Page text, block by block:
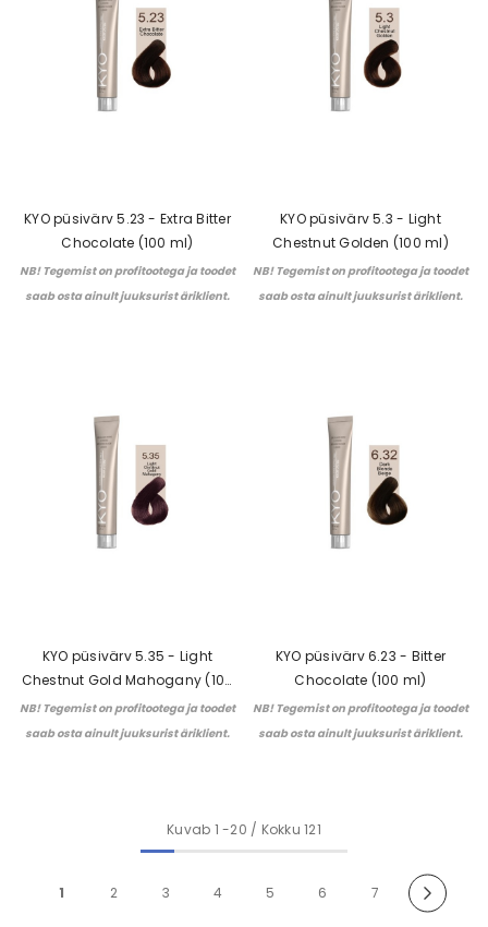
KYO püsivärv 5.23 - Extra Bitter
Chocolate (100 ml)
NB! Tegemist on profitootega ja toodet
saab osta ainult juuksurist äriklient.
KYO püsivärv 5.3 - Light
Chestnut Golden (100 ml)
NB! Tegemist on profitootega ja toodet
saab osta ainult juuksurist äriklient.
KYO püsivärv 5.35 - Light
Chestnut Gold Mahogany (100
ml)
NB! Tegemist on profitootega ja toodet
saab osta ainult juuksurist äriklient.
KYO püsivärv 6.23 - Bitter
Chocolate (100 ml)
NB! Tegemist on profitootega ja toodet
saab osta ainult juuksurist äriklient.
Kuvab 1 -20 / Kokku 121
1 2 3 4 5 6 7